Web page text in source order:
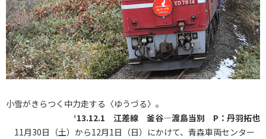
小雪がきらつく中力走する〈ゆうづる〉。
‘13.12.1 江差線 釜谷―渡島当別 P：丹羽拓也
11月30日（土）から12月1日（日）にかけて、青森車両センター